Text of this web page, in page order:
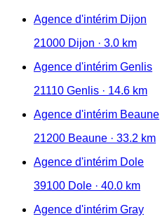
Agence d'intérim Dijon
21000 Dijon · 3.0 km
Agence d'intérim Genlis
21110 Genlis · 14.6 km
Agence d'intérim Beaune
21200 Beaune · 33.2 km
Agence d'intérim Dole
39100 Dole · 40.0 km
Agence d'intérim Gray